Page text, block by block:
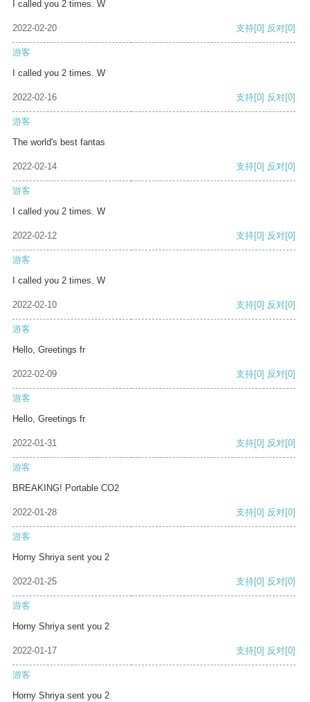
I called you 2 times. W
2022-02-20 支持[0] 反对[0]
游客
I called you 2 times. W
2022-02-16 支持[0] 反对[0]
游客
The world's best fantas
2022-02-14 支持[0] 反对[0]
游客
I called you 2 times. W
2022-02-12 支持[0] 反对[0]
游客
I called you 2 times. W
2022-02-10 支持[0] 反对[0]
游客
Hello, Greetings fr
2022-02-09 支持[0] 反对[0]
游客
Hello, Greetings fr
2022-01-31 支持[0] 反对[0]
游客
BREAKING! Portable CO2
2022-01-28 支持[0] 反对[0]
游客
Horny Shriya sent you 2
2022-01-25 支持[0] 反对[0]
游客
Horny Shriya sent you 2
2022-01-17 支持[0] 反对[0]
游客
Horny Shriya sent you 2